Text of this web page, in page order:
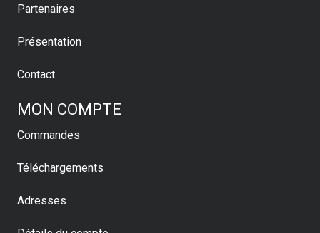
Partenaires
Présentation
Contact
MON COMPTE
Commandes
Téléchargements
Adresses